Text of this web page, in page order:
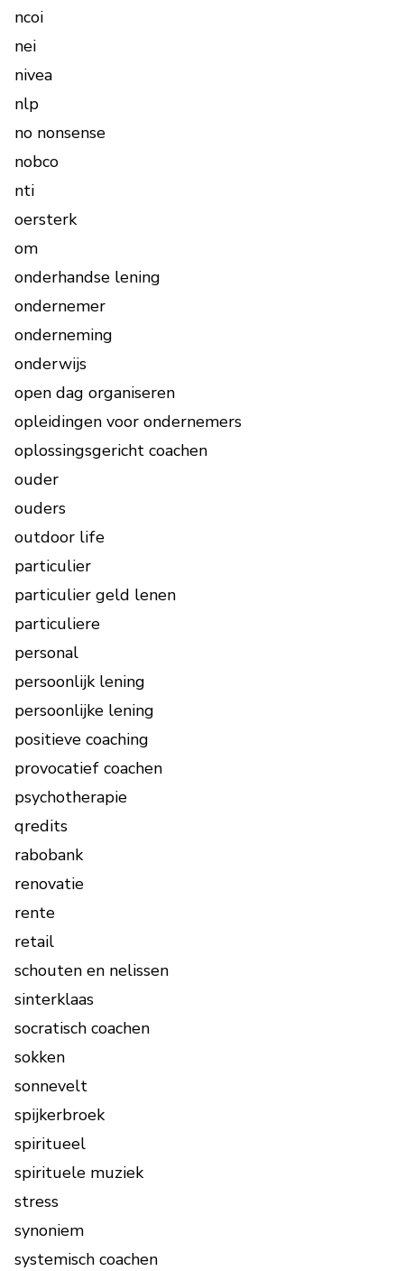
ncoi
nei
nivea
nlp
no nonsense
nobco
nti
oersterk
om
onderhandse lening
ondernemer
onderneming
onderwijs
open dag organiseren
opleidingen voor ondernemers
oplossingsgericht coachen
ouder
ouders
outdoor life
particulier
particulier geld lenen
particuliere
personal
persoonlijk lening
persoonlijke lening
positieve coaching
provocatief coachen
psychotherapie
qredits
rabobank
renovatie
rente
retail
schouten en nelissen
sinterklaas
socratisch coachen
sokken
sonnevelt
spijkerbroek
spiritueel
spirituele muziek
stress
synoniem
systemisch coachen